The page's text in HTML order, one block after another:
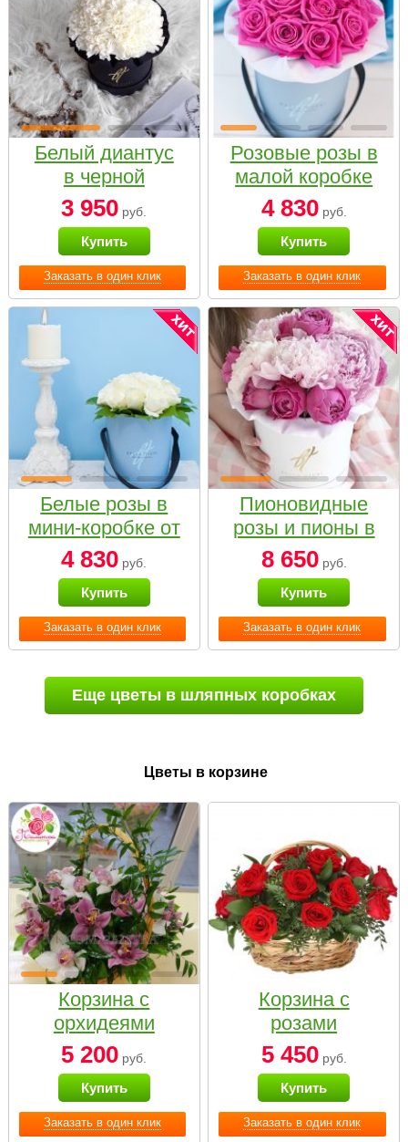
Заказать в один клик
Белый диантус
в черной
коробке Small
3 950 руб.
Купить
Заказать в один клик
Розовые розы в
малой коробке
4 830руб.
Купить
Заказать в один клик
Белые розы в
мини-коробке от
Bella Fiori
4 830 руб.
Купить
Заказать в один клик
Пионовидные
розы и пионы в
белой коробке
Small
8 650руб.
Купить
Еще цветы в шляпных коробках
Цветы в корзине
Заказать в один клик
Корзина с
орхидеями
малая
5 200 руб.
Купить
Заказать в один клик
Корзина с
розами
«Красный
Париж»
5 450руб.
Купить